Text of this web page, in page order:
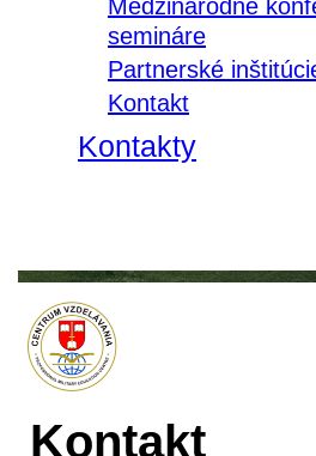
Medzinárodné
semináre
Partnerské
Kontakt
Kontakty
Kontakt